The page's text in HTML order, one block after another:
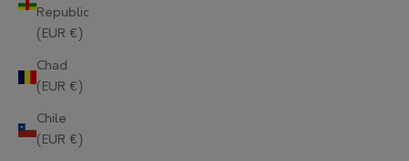
Republic
(EUR €)
Chad
(EUR €)
Chile
(EUR €)